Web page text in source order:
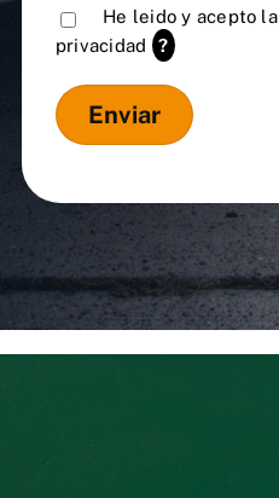
He leido y acepto la
privacidad
?